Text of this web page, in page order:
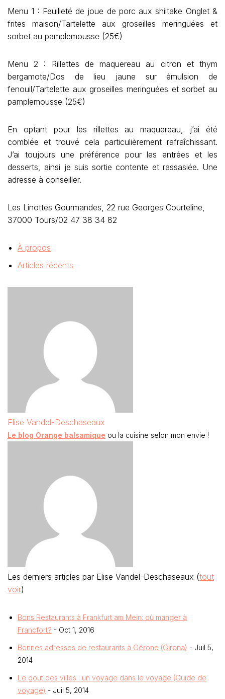
Menu 1 : Feuilleté de joue de porc aux shiitake Onglet &
frites maison/Tartelette aux groseilles meringuées et
sorbet au pamplemousse (25€)
Menu 2 : Rillettes de maquereau au citron et thym
bergamote/Dos de lieu jaune sur émulsion de
fenouil/Tartelette aux groseilles meringuées et sorbet au
pamplemousse (25€)
En optant pour les rillettes au maquereau, j’ai été
comblée et trouvé cela particulièrement rafraîchissant.
J’ai toujours une préférence pour les entrées et les
desserts, ainsi je suis sortie contente et rassasiée. Une
adresse à conseiller.
Les Linottes Gourmandes, 22 rue Georges Courteline,
37000 Tours/02 47 38 34 82
À propos
Articles récents
Elise Vandel-Deschaseaux
Le blog Orange balsamique ou la cuisine selon mon envie !
Les derniers articles par Elise Vandel-Deschaseaux (tout
voir)
Bons Restaurants à Frankfurt am Mein: où manger à
Francfort? - Oct 1, 2016
Bonnes adresses de restaurants à Gérone (Girona) - Juil 5,
2014
Le gout des villes : un voyage dans le voyage (Guide de
voyage) - Juil 5, 2014